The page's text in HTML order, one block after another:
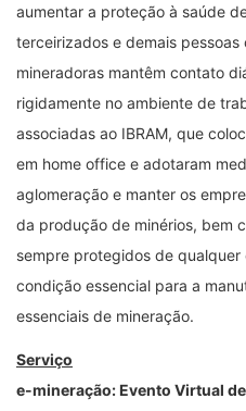
aumentar a proteção à saúde
terceirizados e demais pessoas
mineradoras mantêm contato
rigidamente no ambiente de
associadas ao IBRAM, que
em home office e adotaram
aglomeração e manter os
da produção de minérios, bem
sempre protegidos de
condição essencial para a
essenciais de mineração.
Serviço
e-mineração: Evento Virtual